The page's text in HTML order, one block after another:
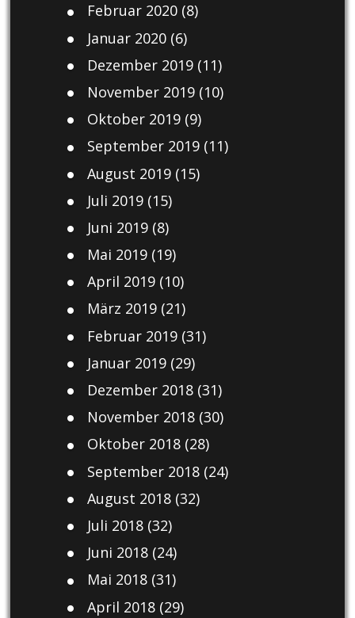
Februar 2020(8)
Januar 2020(6)
Dezember 2019(11)
November 2019(10)
Oktober 2019(9)
September 2019(11)
August 2019(15)
Juli 2019(15)
Juni 2019(8)
Mai 2019(19)
April 2019(10)
März 2019(21)
Februar 2019(31)
Januar 2019(29)
Dezember 2018(31)
November 2018(30)
Oktober 2018(28)
September 2018(24)
August 2018(32)
Juli 2018(32)
Juni 2018(24)
Mai 2018(31)
April 2018(29)